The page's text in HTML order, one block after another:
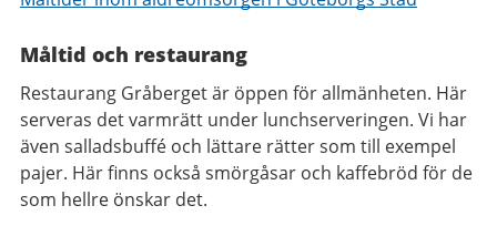
Måltid och restaurang
Restaurang Gråberget är öppen för allmänheten. Här
serveras det varmrätt under lunchserveringen. Vi har
även salladsbuffé och lättare rätter som till exempel
pajer. Här finns också smörgåsar och kaffebröd för de
som hellre önskar det.